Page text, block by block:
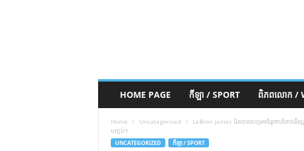
HOME PAGE កីឡា / SPORT ពិភពលោក /
Home Uncategorized
LeBron James មិនបានសម្រេចចិត្តថាតើគាត់នឹ
បញ្ចប់។
UNCATEGORIZED កីឡា / SPORT